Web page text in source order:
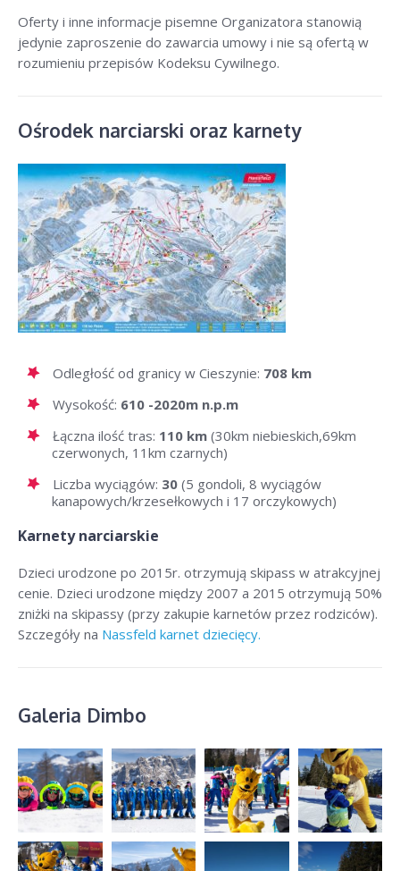
Oferty i inne informacje pisemne Organizatora stanowią
jedynie zaproszenie do zawarcia umowy i nie są ofertą w
rozumieniu przepisów Kodeksu Cywilnego.
Ośrodek narciarski oraz karnety
Odległość od granicy w Cieszynie: 708 km
Wysokość: 610 -2020m n.p.m
Łączna ilość tras: 110 km (30km niebieskich,69km
czerwonych, 11km czarnych)
Liczba wyciągów: 30 (5 gondoli, 8 wyciągów
kanapowych/krzesełkowych i 17 orczykowych)
Karnety narciarskie
Dzieci urodzone po 2015r. otrzymują skipass w atrakcyjnej
cenie. Dzieci urodzone między 2007 a 2015 otrzymują 50%
zniżki na skipassy (przy zakupie karnetów przez rodziców).
Szczegóły na Nassfeld karnet dziecięcy.
Galeria Dimbo